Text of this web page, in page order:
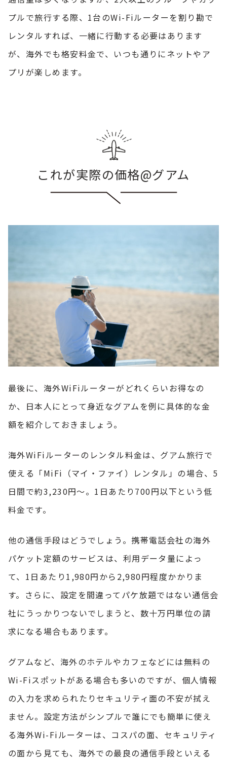
プルで旅行する際、1台のWi-Fiルーターを割り勘で
レンタルすれば、一緒に行動する必要はあります
が、海外でも格安料金で、いつも通りにネットやア
プリが楽しめます。
これが実際の価格@グアム
最後に、海外WiFiルーターがどれくらいお得なの
か、日本人にとって身近なグアムを例に具体的な金
額を紹介しておきましょう。
海外WiFiルーターのレンタル料金は、 グアム旅行で
使える「MiFi（マイ・ファイ）レンタル」の場合、5
日間で約3,230円～。1日あたり700円以下という低
料金です。
他の通信手段はどうでしょう。携帯電話会社の海外
パケット定額のサービスは、利用データ量によっ
て、1日あたり1,980円から2,980円程度かかりま
す。さらに、設定を間違ってパケ放題ではない通信会
社にうっかりつないでしまうと、数十万円単位の請
求になる場合もあります。
グアムなど、 海外のホテルやカフェなどには無料の
Wi-Fiスポットがある場合も多いのですが、個人情報
の入力を求められたりセキュリティ面の不安が拭え
ません。設定方法がシンプルで誰にでも簡単に使え
る海外Wi-Fiルーターは、コスパの面、セキュリティ
の面から見ても、海外での最良の通信手段といえる